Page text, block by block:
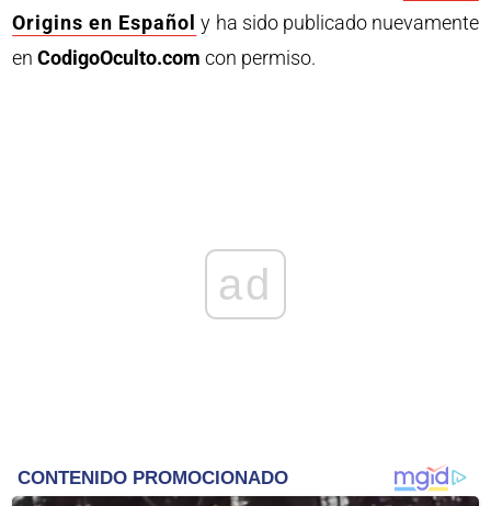
Origins en Español y ha sido publicado nuevamente
enCodigoOculto.com con permiso.
ad